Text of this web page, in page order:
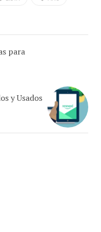
para
y Usados